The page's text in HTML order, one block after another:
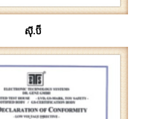
ស៊ី.ប៊ី